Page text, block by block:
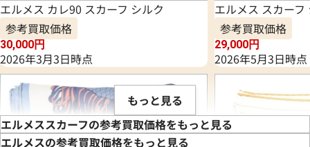
エルメス カレ90 スカーフ シルク
参考買取価格
30,000円
2026年3月3日時点
エルメス スカーフ
参考買取価格
29,000円
2026年5月3日時点
もっと見る
エルメススカーフの参考買取価格をもっと見る
エルメスの参考買取価格をもっと見る